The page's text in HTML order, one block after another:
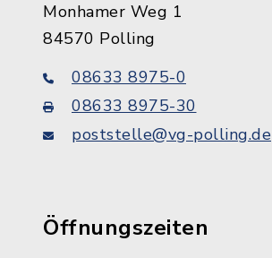
Monhamer Weg 1
84570 Polling
08633 8975-0
08633 8975-30
poststelle@vg-polling.de
Öffnungszeiten